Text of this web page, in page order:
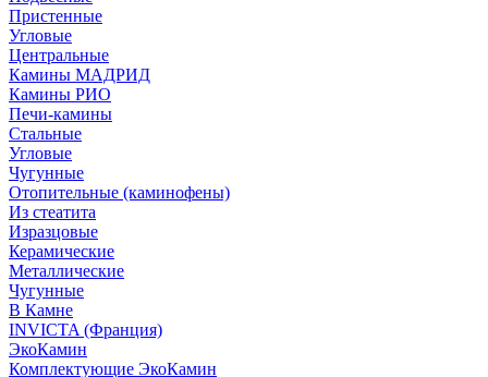
Пристенные
Угловые
Центральные
Камины МАДРИД
Камины РИО
Печи-камины
Стальные
Угловые
Чугунные
Отопительные (каминофены)
Из стеатита
Изразцовые
Керамические
Металлические
Чугунные
В Камне
INVICTA (Франция)
ЭкоКамин
Комплектующие ЭкоКамин